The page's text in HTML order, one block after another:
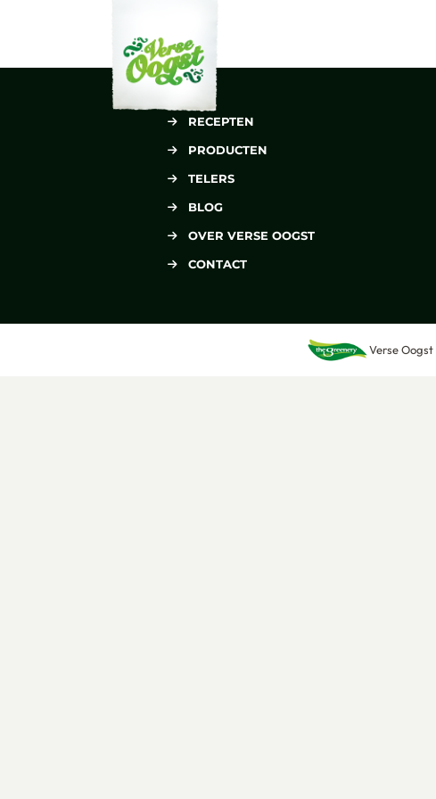
RECEPTEN
PRODUCTEN
TELERS
BLOG
OVER VERSE OOGST
CONTACT
Verse Oogst